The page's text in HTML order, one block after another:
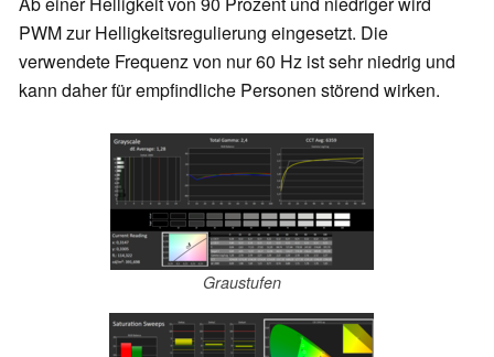
PWM zur Helligkeitsregulierung eingesetzt. Die
verwendete Frequenz von nur 60 Hz ist sehr niedrig und
kann daher für empfindliche Personen störend wirken.
Graustufen